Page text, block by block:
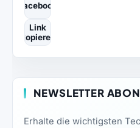
Facebook
Link
kopieren
NEWSLETTER
Erhalte die wichtigsten